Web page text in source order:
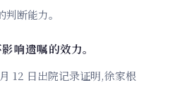
断能力。
响遗嘱的效力。
12 日出院记录证明,徐家根